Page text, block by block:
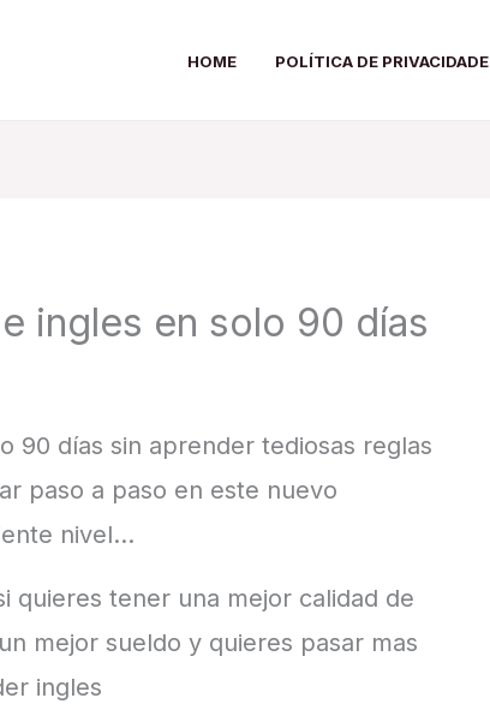
HOME POLÍTICA DE PRIVACIDADE
ingles en solo 90 días
90 días sin aprender tediosas reglas
paso a paso en este nuevo
nivel…
quieres tener una mejor calidad de
mejor sueldo y quieres pasar mas
ingles